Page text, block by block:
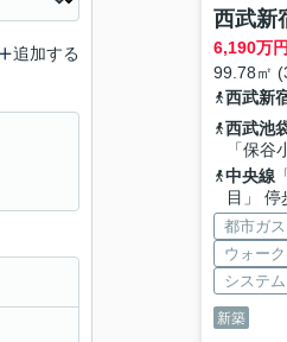
西武新
6,190万円
99.78㎡
西武新
西武池
「保谷
中央線
目」 停
都市ガス
ウォー
システ
新築
追加する